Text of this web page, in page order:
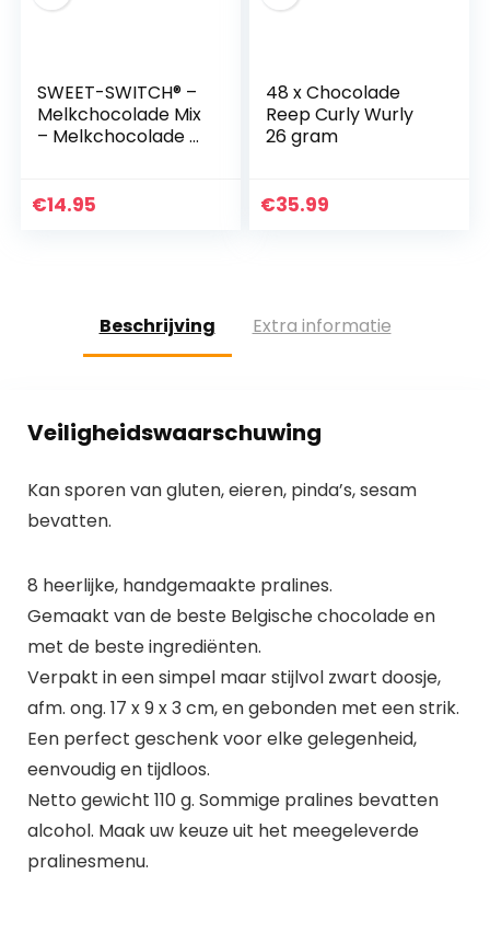
SWEET-SWITCH® –
Melkchocolade Mix
– Melkchocolade –
Suikerarm –
€14.95
48 x Chocolade
Reep Curly Wurly
26 gram
€35.99
Beschrijving Extra informatie
Veiligheidswaarschuwing
Kan sporen van gluten, eieren, pinda’s, sesam
bevatten.
8 heerlijke, handgemaakte pralines.
Gemaakt van de beste Belgische chocolade en
met de beste ingrediënten.
Verpakt in een simpel maar stijlvol zwart doosje,
afm. ong. 17 x 9 x 3 cm, en gebonden met een strik.
Een perfect geschenk voor elke gelegenheid,
eenvoudig en tijdloos.
Netto gewicht 110 g. Sommige pralines bevatten
alcohol. Maak uw keuze uit het meegeleverde
pralinesmenu.